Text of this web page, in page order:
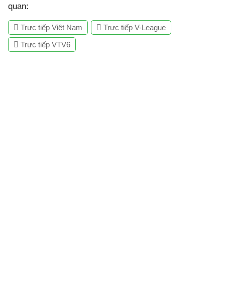
quan:
Trực tiếp Việt Nam
Trực tiếp V-League
Trực tiếp VTV6